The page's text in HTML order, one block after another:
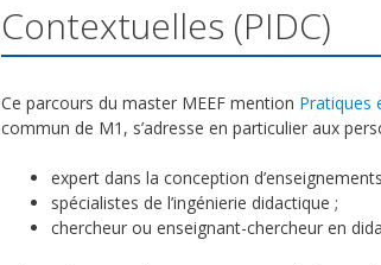
Contextuelles (PIDC)
Ce parcours du master MEEF mention Pratiques
commun de M1, s’adresse en particulier aux
expert dans la conception
spécialistes de l’ingénierie didactique ;
chercheur ou enseignant-chercheur en